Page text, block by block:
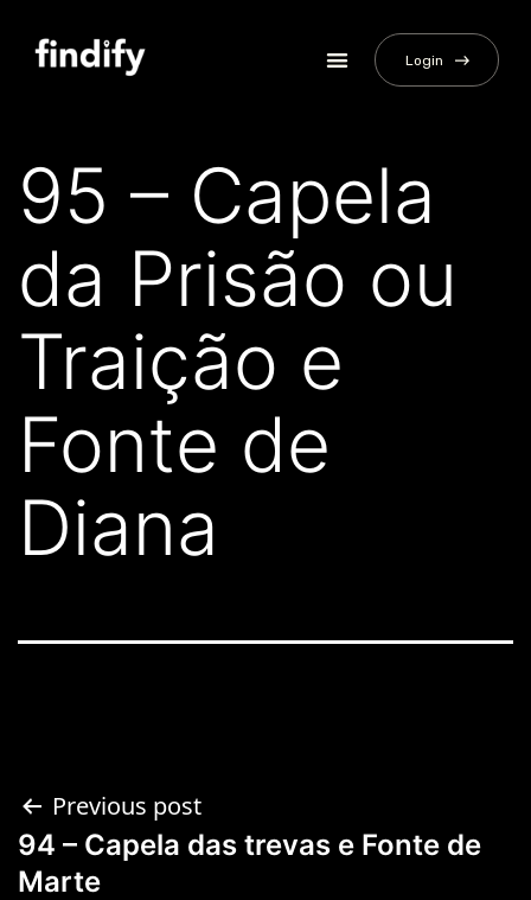
Login
95 – Capela
da Prisão ou
Traição e
Fonte de
Diana
Previous post
94 – Capela das trevas e Fonte de
Marte